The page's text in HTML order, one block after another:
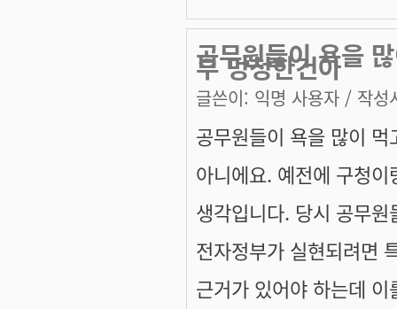
공무원들이 욕을
부 멍청한건아
글쓴이: 익명 사용자 / 작성
공무원들이 욕을 많이
아니에요. 예전에 구청
생각입니다. 당시 공무
전자정부가 실현되려면
근거가 있어야 하는데